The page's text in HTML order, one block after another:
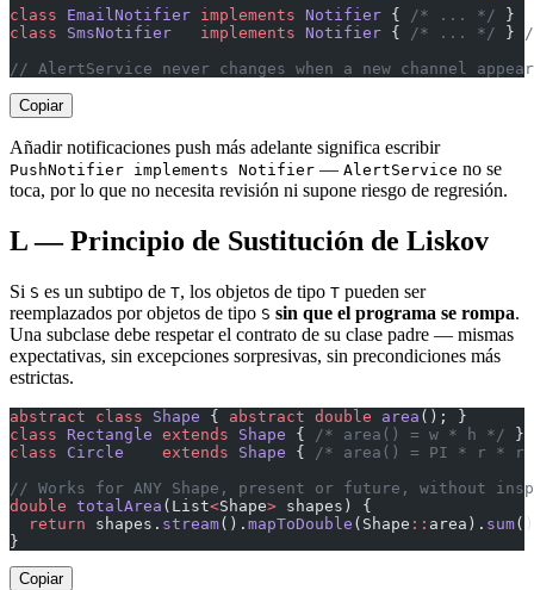
class EmailNotifier implements Notifier { /* ... */ }
class SmsNotifier
   implements
Notifier { /* ... */ }
// AlertService never changes when a new channel
Copiar
Añadir notificaciones push más adelante significa escribir
PushNotifier implements Notifier — AlertService no se
toca, por lo que no necesita revisión ni supone riesgo de regresión.
L — Principio de Sustitución de Liskov
Si S es un subtipo de T, los objetos de tipo T pueden ser
reemplazados por objetos de tipo S sin que el programa se rompa.
Una subclase debe respetar el contrato de su clase padre — mismas
expectativas, sin excepciones sorpresivas, sin precondiciones más
estrictas.
abstract class Shape { abstract double area (); }
class Rectangle extends Shape { /* area() = w * h */ }
class Circle
    extends
Shape {
/* area() = PI * r * r
// Works for ANY Shape, present or future, without
double totalArea (List<Shape> shapes) {
  return
shapes. stream(). mapToDouble (Shape :: area). sum
}
Copiar